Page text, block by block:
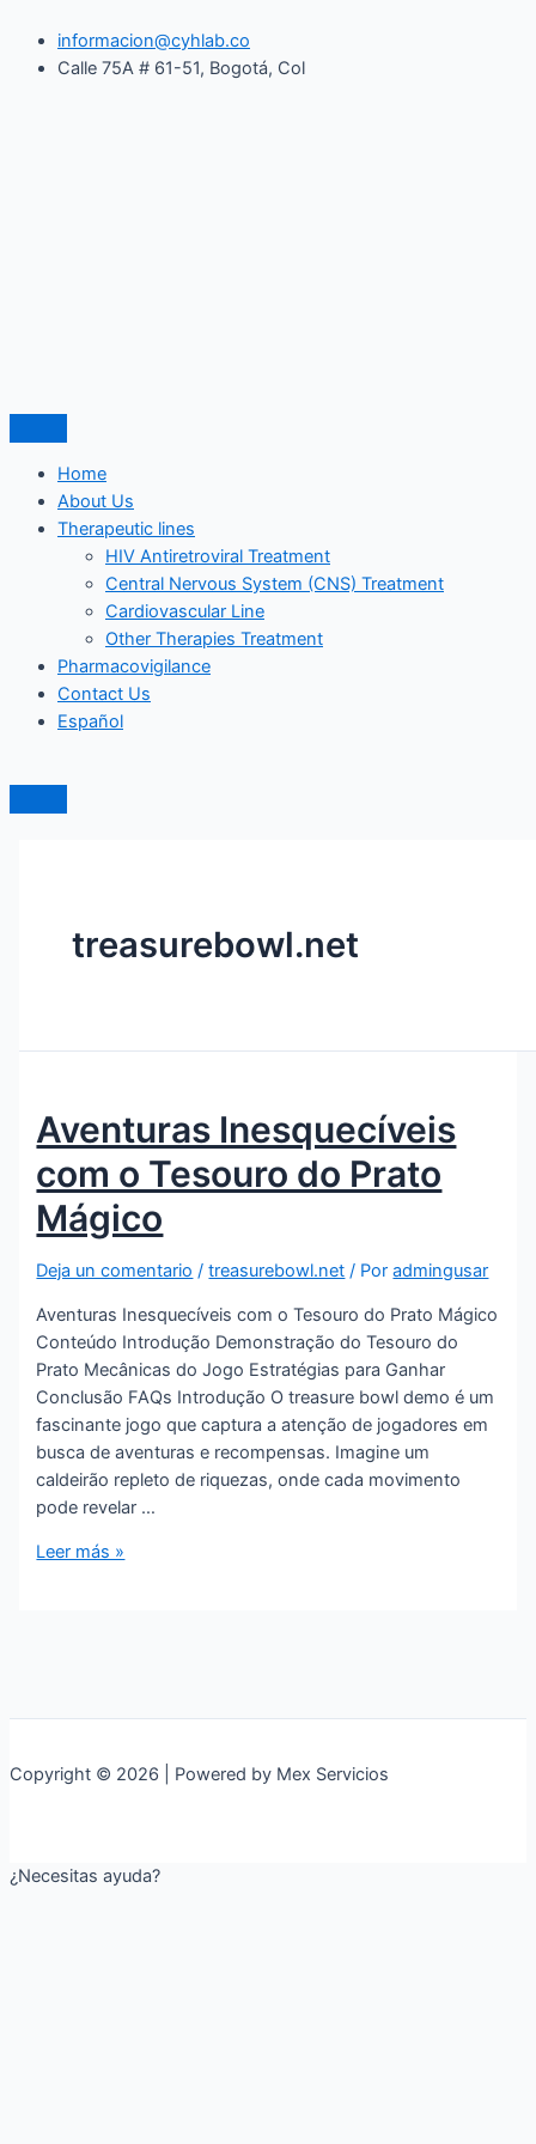
contenido
informacion@cyhlab.co
Calle 75A # 61-51, Bogotá, Col
Home
About Us
Therapeutic lines
HIV Antiretroviral Treatment
Central Nervous System (CNS) Treatment
Cardiovascular Line
Other Therapies Treatment
Pharmacovigilance
Contact Us
Español
treasurebowl.net
Aventuras Inesquecíveis
com o Tesouro do Prato
Mágico
Deja un comentario /treasurebowl.net / Poradmingusar
Aventuras Inesquecíveis com o Tesouro do Prato Mágico
Conteúdo Introdução Demonstração do Tesouro do
Prato Mecânicas do Jogo Estratégias para Ganhar
Conclusão FAQs Introdução O treasure bowl demo é um
fascinante jogo que captura a atenção de jogadores em
busca de aventuras e recompensas. Imagine um
caldeirão repleto de riquezas, onde cada movimento
pode revelar …
Inesquecíveis
com
Leer más »
Copyright © 2026 | Powered by Mex Servicios
¿Necesitas ayuda?